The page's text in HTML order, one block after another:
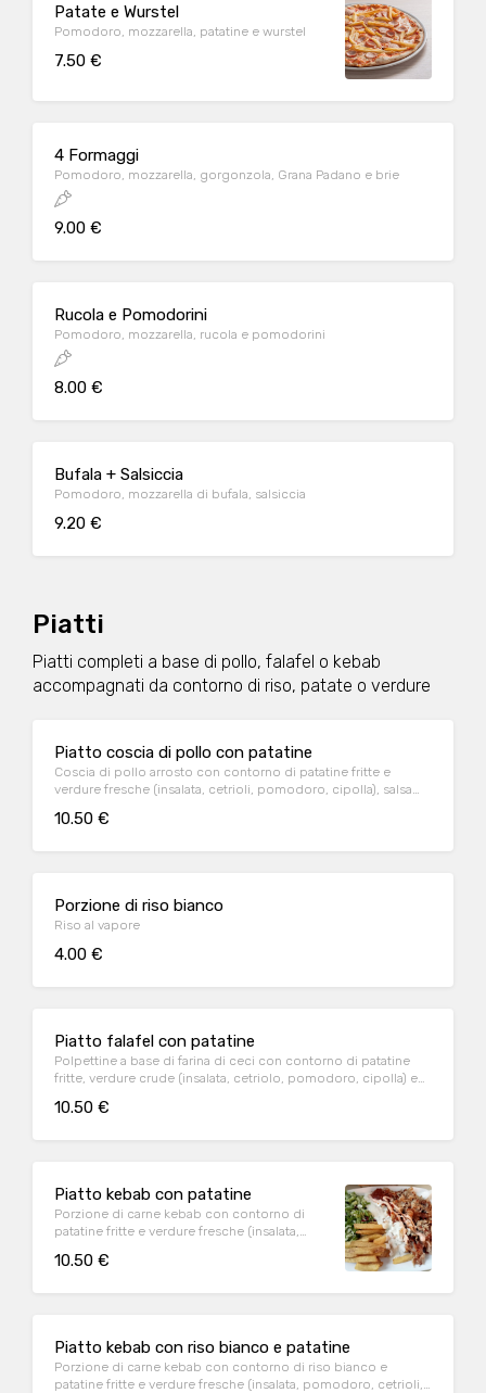
Patate e Wurstel
Pomodoro, mozzarella, patatine e wurstel
7.50 €
4 Formaggi
Pomodoro, mozzarella, gorgonzola, Grana Padano e brie
9.00 €
Rucola e Pomodorini
Pomodoro, mozzarella, rucola e pomodorini
8.00 €
Bufala + Salsiccia
Pomodoro, mozzarella di bufala, salsiccia
9.20 €
Piatti
Piatti completi a base di pollo, falafel o kebab
accompagnati da contorno di riso, patate o verdure
Piatto coscia di pollo con patatine
Coscia di pollo arrosto con contorno di patatine fritte e
verdure fresche (insalata, cetrioli, pomodoro, cipolla), salsa
10.50 €
Porzione di riso bianco
Riso al vapore
4.00 €
Piatto falafel con patatine
Polpettine a base di farina di ceci con contorno di patatine
fritte, verdure crude (insalata, cetriolo, pomodoro, cipolla) e
10.50 €
Piatto kebab con patatine
Porzione di carne kebab con contorno di
patatine fritte e verdure fresche (insalata,
yogurt e piccante)
10.50 €
Piatto kebab con riso bianco e patatine
Porzione di carne kebab con contorno di riso bianco e
patatine fritte e verdure fresche (insalata, pomodoro, cetrioli,